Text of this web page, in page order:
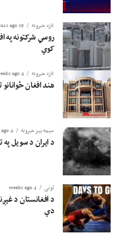
تازه خبرونه 19 hours ago
روسي شرکتونه په
کوي
تازه خبرونه 4 weeks ago
هند افغان
سیمه ییز خبرونه 4 weeks ago
د ایران د سویل په تازه
لوبی 4 weeks ago
د افغانستان د
دي